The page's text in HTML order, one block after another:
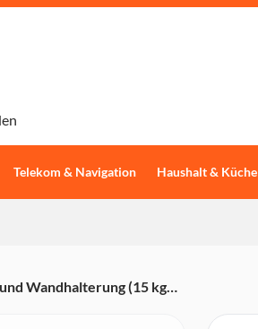
Telekom & Navigation Haushalt & Küche
Wandhalterung (15 kg